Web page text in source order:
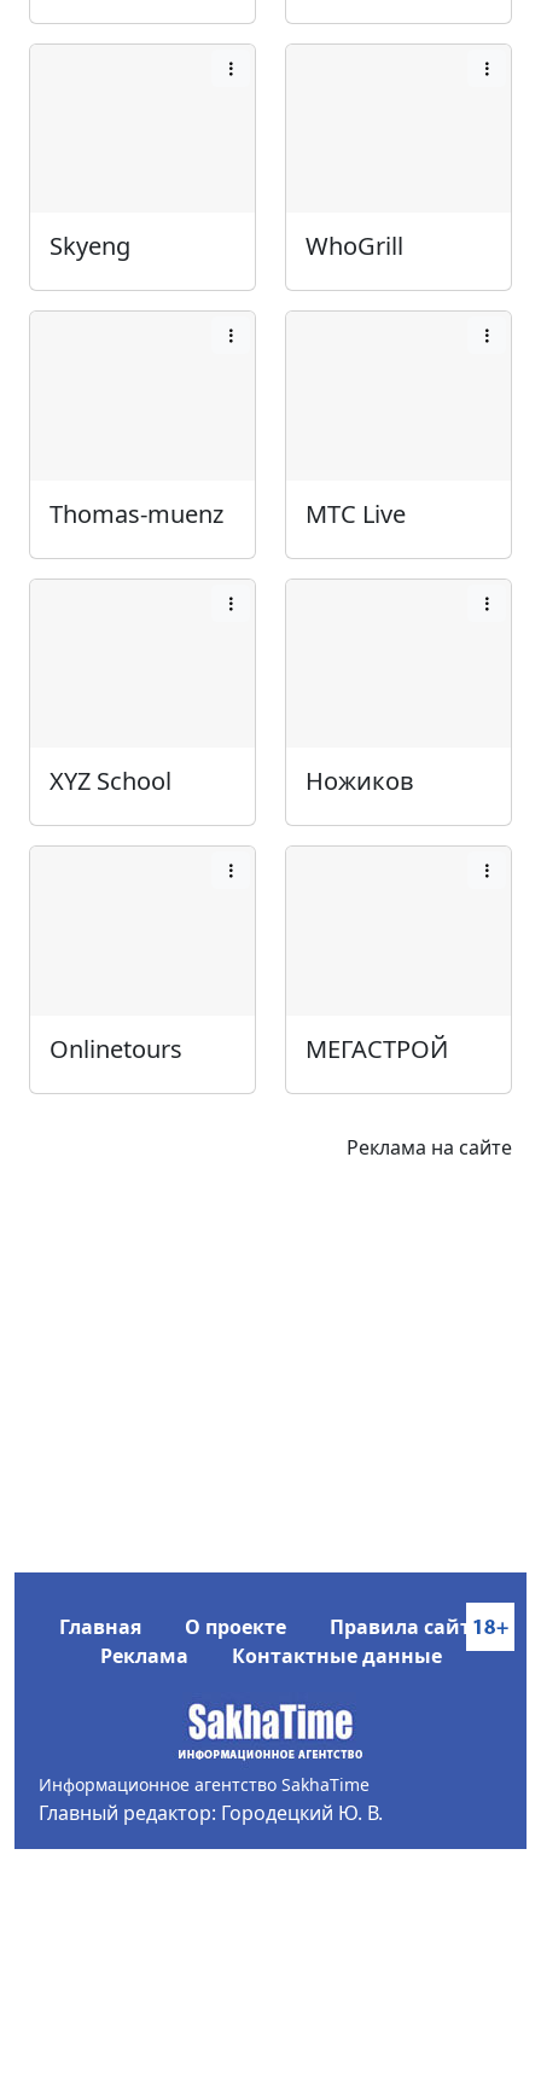
Skyeng WhoGrill
Thomas-muenz МТС Live
XYZ School Ножиков
Onlinetours МЕГАСТРОЙ
Реклама на сайте
Главная О проекте
Правила сайта
Реклама
Контактные данные
Информационное агентство SakhaTime
Главный редактор: Городецкий Ю. В.